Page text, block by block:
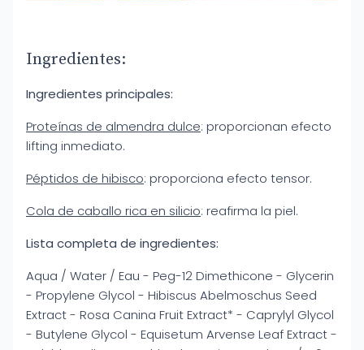
Ingredientes:
Ingredientes principales:
Proteínas de almendra dulce: proporcionan efecto
lifting inmediato.
Péptidos de hibisco: proporciona efecto tensor.
Cola de caballo rica en silicio: reafirma la piel.
Lista completa de ingredientes:
Aqua / Water / Eau - Peg-12 Dimethicone - Glycerin
- Propylene Glycol - Hibiscus Abelmoschus Seed
Extract - Rosa Canina Fruit Extract* - Caprylyl Glycol
- Butylene Glycol - Equisetum Arvense Leaf Extract -